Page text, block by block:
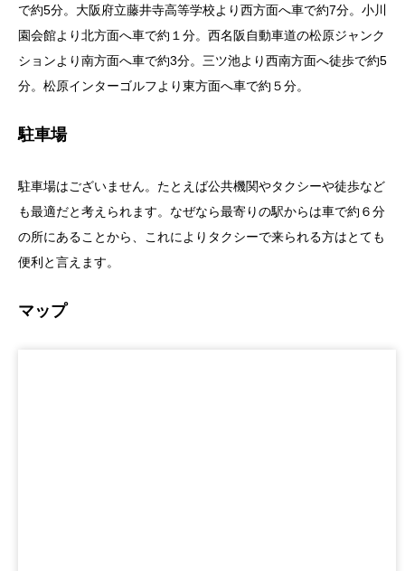
で約5分。大阪府立藤井寺高等学校より西方面へ車で約7分。小川
園会館より北方面へ車で約１分。西名阪自動車道の松原ジャンク
ションより南方面へ車で約3分。三ツ池より西南方面へ徒歩で約5
分。松原インターゴルフより東方面へ車で約５分。
駐車場
駐車場はございません。たとえば公共機関やタクシーや徒歩など
も最適だと考えられます。なぜなら最寄りの駅からは車で約６分
の所にあることから、これによりタクシーで来られる方はとても
便利と言えます。
マップ